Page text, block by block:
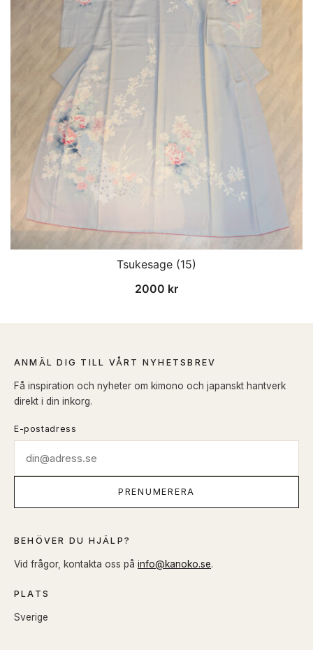
Tsukesage (15)
2000 kr
ANMÄL DIG TILL VÅRT NYHETSBREV
Få inspiration och nyheter om kimono och japanskt hantverk
direkt i din inkorg.
E-postadress
PRENUMERERA
BEHÖVER DU HJÄLP?
Vid frågor, kontakta oss på info@kanoko.se.
PLATS
Sverige